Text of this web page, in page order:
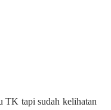
TK tapi sudah kelihatan